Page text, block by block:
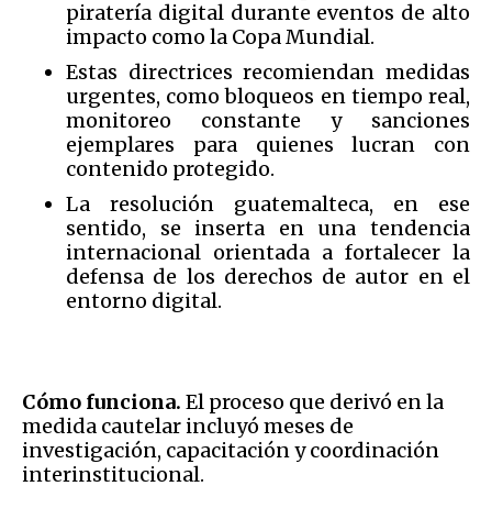
piratería digital durante eventos de alto
impacto como la Copa Mundial.
Estas directrices recomiendan medidas
urgentes, como bloqueos en tiempo real,
monitoreo constante y sanciones
ejemplares para quienes lucran con
contenido protegido.
La resolución guatemalteca, en ese
sentido, se inserta en una tendencia
internacional orientada a fortalecer la
defensa de los derechos de autor en el
entorno digital.
Cómo funciona. El proceso que derivó en la
medida cautelar incluyó meses de
investigación, capacitación y coordinación
interinstitucional.